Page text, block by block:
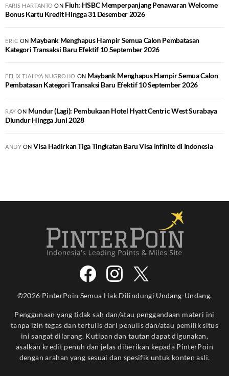
FARIS HARTANTO ON Fiuh: HSBC Memperpanjang Penawaran Welcome
Bonus Kartu Kredit Hingga 31 Desember 2026
ERIC ON Maybank Menghapus Hampir Semua Calon Pembatasan
Kategori Transaksi Baru Efektif 10 September 2026
FELIX TJAHYA NUGROHO ON Maybank Menghapus Hampir Semua Calon
Pembatasan Kategori Transaksi Baru Efektif 10 September 2026
RAY ON Mundur (Lagi): Pembukaan Hotel Hyatt Centric West Surabaya
Diundur Hingga Juni 2028
ANDY ONVisa Hadirkan Tiga Tingkatan Baru Visa Infinite di Indonesia
©2026 PinterPoin Semua Hak Dilindungi Undang-Undang.
Penggunaan yang tidak sah dan/atau penggandaan materi ini
tanpa izin tegas dan tertulis dari penulis dan/atau pemilik situs
ini sangat dilarang. Kutipan dan tautan dapat digunakan,
asalkan kredit penuh dan jelas diberikan kepada PinterPoin
dengan arahan yang sesuai dan spesifik untuk konten asli.